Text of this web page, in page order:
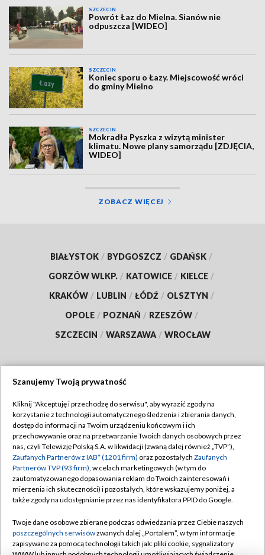
SZCZECIN
Powrót Łaz do Mielna. Sianów nie
odpuszcza [WIDEO]
SZCZECIN
Koniec sporu o Łazy. Miejscowość wróci
do gminy Mielno
SZCZECIN
Mokradła Pyszka z wizytą minister
klimatu. Nowe plany samorządu [ZDJĘCIA,
WIDEO]
ZOBACZ WIĘCEJ
BIAŁYSTOK / BYDGOSZCZ / GDAŃSK /
GORZÓW WLKP. / KATOWICE / KIELCE /
KRAKÓW / LUBLIN / ŁÓDŹ / OLSZTYN /
OPOLE / POZNAŃ / RZESZÓW /
SZCZECIN / WARSZAWA / WROCŁAW
TVP
Abonament TVP
Emisja w TVP
Centrum informacji TVP
Naziemna Telewizja Cyfrowa
Rada Programowa
System NOS
Regulamin TVP
Polityka prywatności
Moje zgody
Pomoc
Kontakt
Szanujemy Twoją prywatność
Kliknij "Akceptuję i przechodzę do serwisu", aby wyrazić zgody na
korzystanie z technologii automatycznego śledzenia i zbierania danych,
dostęp do informacji na Twoim urządzeniu końcowym i ich
przechowywanie oraz na przetwarzanie Twoich danych osobowych przez
nas, czyli Telewizję Polską S.A. w likwidacji (zwaną dalej również „TVP”),
Zaufanych Partnerów z IAB* (1201 firm) oraz pozostałych Zaufanych
Partnerów TVP (93 firm), w celach marketingowych (w tym do
zautomatyzowanego dopasowania reklam do Twoich zainteresowań i
mierzenia ich skuteczności) i pozostałych, które wskazujemy poniżej, a
także zgody na udostępnianie przez nas identyfikatora PPID do Google.
Twoje dane osobowe zbierane podczas odwiedzania przez Ciebie naszych
poszczególnych serwisówzwanych dalej „Portalem”, w tym informacje
zapisywane za pomocą technologii takich jak: pliki cookie, sygnalizatory